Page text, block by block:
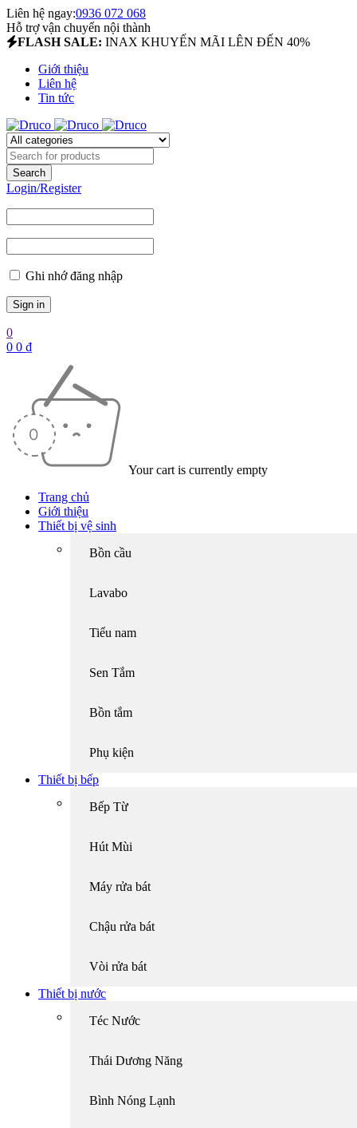
Liên hệ ngay:0936 072 068
Hỗ trợ vận chuyển nội thành
FLASH SALE: INAX KHUYẾN MÃI LÊN ĐẾN 40%
Giới thiệu
Liên hệ
Tin tức
Login/Register
Ghi nhớ đăng nhập
0
0 0 ₫
Your cart is currently empty
Trang chủ
Giới thiệu
Thiết bị vệ sinh
Bồn cầu
Lavabo
Tiểu nam
Sen Tắm
Bồn tắm
Phụ kiện
Thiết bị bếp
Bếp Từ
Hút Mùi
Máy rửa bát
Chậu rửa bát
Vòi rửa bát
Thiết bị nước
Téc Nước
Thái Dương Năng
Bình Nóng Lạnh